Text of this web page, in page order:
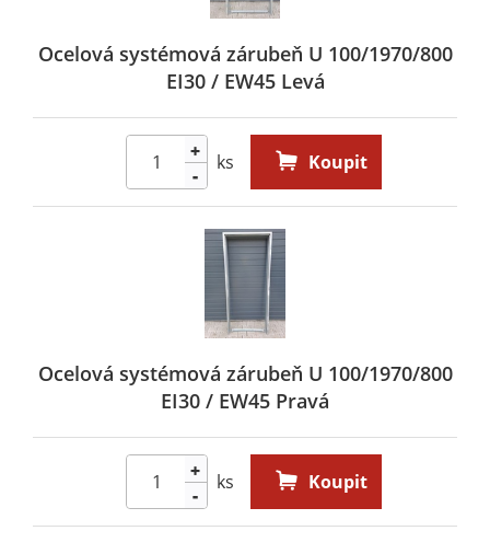
Ocelová systémová zárubeň U 100/1970/800
EI30 / EW45 Levá
-
+ ks Koupit
Ocelová systémová zárubeň U 100/1970/800
EI30 / EW45 Pravá
-
+ ks Koupit